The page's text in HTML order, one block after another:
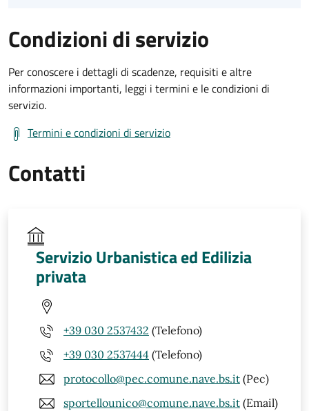
Condizioni di servizio
Per conoscere i dettagli di scadenze, requisiti e altre
informazioni importanti, leggi i termini e le condizioni di
servizio.
Termini e condizioni di servizio
Contatti
Servizio Urbanistica ed Edilizia
privata
+39 030 2537432 (Telefono)
+39 030 2537444 (Telefono)
protocollo@pec.comune.nave.bs.it (Pec)
sportellounico@comune.nave.bs.it (Email)